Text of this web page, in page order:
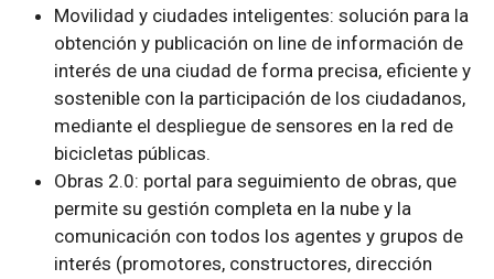
Movilidad y ciudades inteligentes: solución para la
obtención y publicación on line de información de
interés de una ciudad de forma precisa, eficiente y
sostenible con la participación de los ciudadanos,
mediante el despliegue de sensores en la red de
bicicletas públicas.
Obras 2.0: portal para seguimiento de obras, que
permite su gestión completa en la nube y la
comunicación con todos los agentes y grupos de
interés (promotores, constructores, dirección